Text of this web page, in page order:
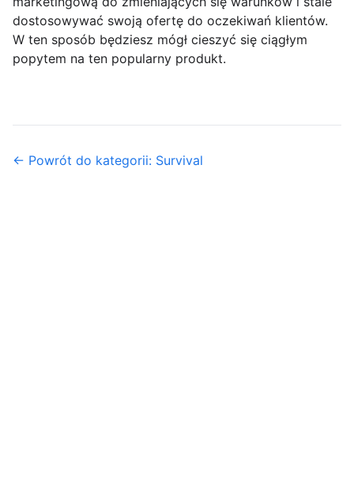
dostosowywać swoją ofertę do oczekiwań klientów.
W ten sposób będziesz mógł cieszyć się ciągłym
popytem na ten popularny produkt.
← Powrót do kategorii: Survival